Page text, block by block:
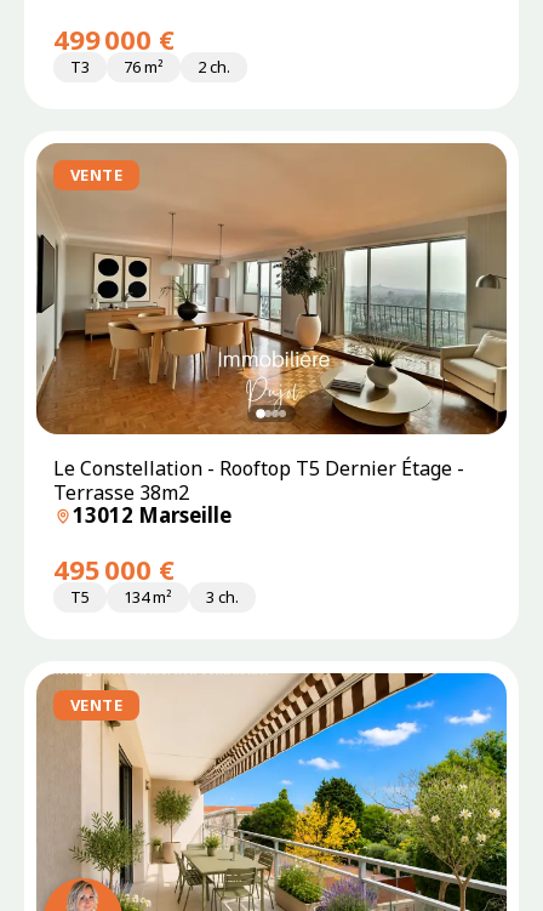
499 000 €
T3 76 m² 2 ch.
VENTE
Le Constellation - Rooftop T5 Dernier Étage -
Terrasse 38m2
13012 Marseille
495 000 €
T5 134 m² 3 ch.
VENTE